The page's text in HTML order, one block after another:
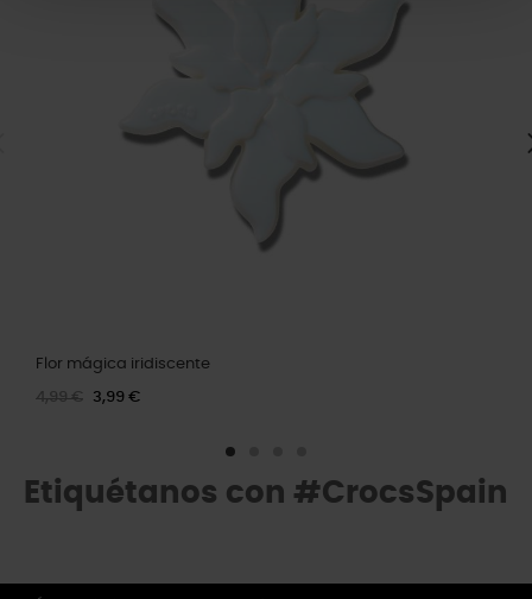
Flor mágica iridiscente
4,99 € 3,99 €
Etiquétanos con #CrocsSpain